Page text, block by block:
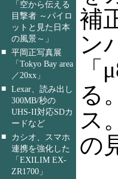
「空から伝える
目撃者 ～パイロ
ットと見た日本
の風景～」
■ 平岡正写真展
「Tokyo Bay area
／20xx」
■ Lexar、読み出し
300MB/秒の
UHS-II対応SDカ
ードなど
■
カシオ、スマホ
連携を強化した
「EXILIM EX-
ZR1700」
補
ン
る
ス
の